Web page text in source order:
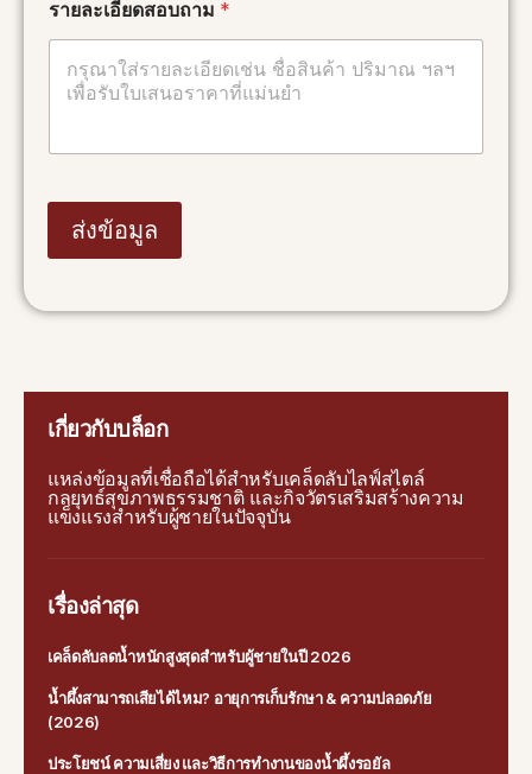
อ
ร
เ
ย
รายละเอียดสอบถาม *
ส่งข้อมูล
เกี่ยวกับบล็อก
แหล่งข้อมูลที่เชื่อถือได้สำหรับเคล็ดลับไลฟ์สไตล์
กลยุทธ์สุขภาพธรรมชาติ และกิจวัตรเสริมสร้างความ
แข็งแรงสำหรับผู้ชายในปัจจุบัน
เรื่องล่าสุด
เคล็ดลับลดน้ำหนักสูงสุดสำหรับผู้ชายในปี 2026
น้ำผึ้งสามารถเสียได้ไหม? อายุการเก็บรักษา & ความปลอดภัย
(2026)
ประโยชน์ ความเสี่ยง และวิธีการทำงานของน้ำผึ้งรอยัล